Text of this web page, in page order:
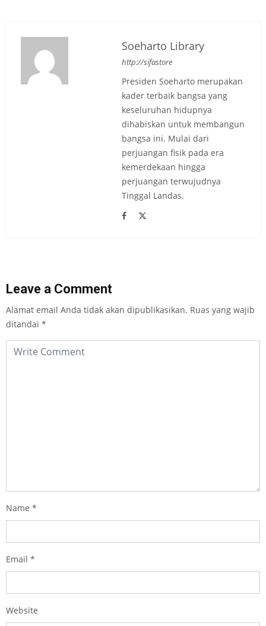
Soeharto Library
http://sifastore
Presiden Soeharto merupakan
kader terbaik bangsa yang
keseluruhan hidupnya
dihabiskan untuk membangun
bangsa ini. Mulai dari
perjuangan fisik pada era
kemerdekaan hingga
perjuangan terwujudnya
Tinggal Landas.
Leave a Comment
Alamat email Anda tidak akan dipublikasikan. Ruas yang wajib
ditandai *
Name *
Email *
Website